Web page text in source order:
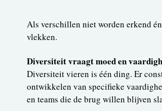
Als verschillen niet worden erkend
vlekken.
Diversiteit vraagt moed en
Diversiteit vieren is één ding. Er
ontwikkelen van specifieke
en teams die de brug willen blijven